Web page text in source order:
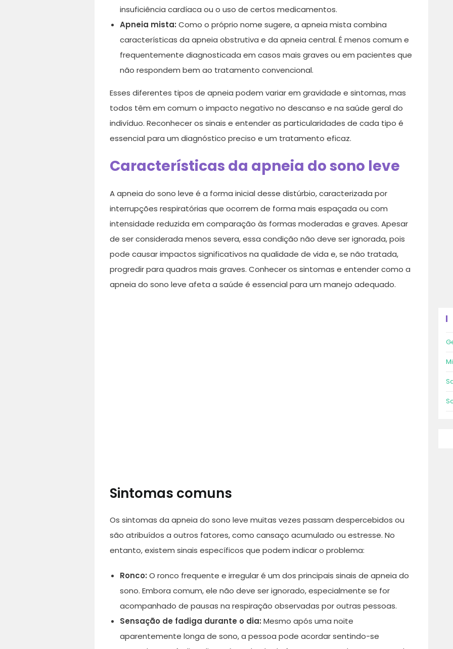
insuficiência cardíaca ou o uso de certos medicamentos.
Apneia mista: Como o próprio nome sugere, a apneia mista combina
características da apneia obstrutiva e da apneia central. É menos comum e
frequentemente diagnosticada em casos mais graves ou em pacientes que
não respondem bem ao tratamento convencional.
Esses diferentes tipos de apneia podem variar em gravidade e sintomas, mas
todos têm em comum o impacto negativo no descanso e na saúde geral do
indivíduo. Reconhecer os sinais e entender as particularidades de cada tipo é
essencial para um diagnóstico preciso e um tratamento eficaz.
Características da apneia do sono leve
A apneia do sono leve é a forma inicial desse distúrbio, caracterizada por
interrupções respiratórias que ocorrem de forma mais espaçada ou com
intensidade reduzida em comparação às formas moderadas e graves. Apesar
de ser considerada menos severa, essa condição não deve ser ignorada, pois
pode causar impactos significativos na qualidade de vida e, se não tratada,
progredir para quadros mais graves. Conhecer os sintomas e entender como a
apneia do sono leve afeta a saúde é essencial para um manejo adequado.
Sintomas comuns
Os sintomas da apneia do sono leve muitas vezes passam despercebidos ou
são atribuídos a outros fatores, como cansaço acumulado ou estresse. No
entanto, existem sinais específicos que podem indicar o problema:
Ronco: O ronco frequente e irregular é um dos principais sinais de apneia do
sono. Embora comum, ele não deve ser ignorado, especialmente se for
acompanhado de pausas na respiração observadas por outras pessoas.
Sensação de fadiga durante o dia: Mesmo após uma noite
aparentemente longa de sono, a pessoa pode acordar sentindo-se